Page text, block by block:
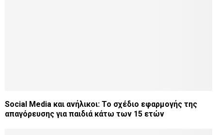
Social Media και ανήλικοι: Το σχέδιο εφαρμογής της
απαγόρευσης για παιδιά κάτω των 15 ετών